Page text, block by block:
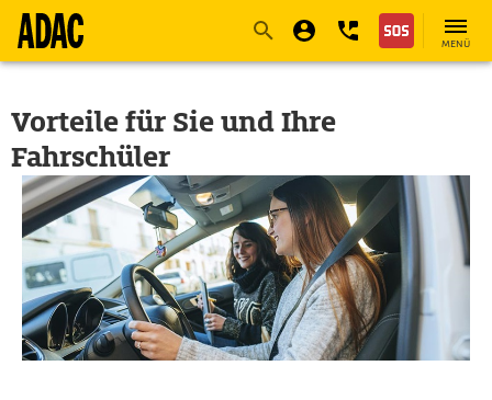
NavigationSuche
MENÜ
Vorteile für Sie und Ihre
Fahrschüler